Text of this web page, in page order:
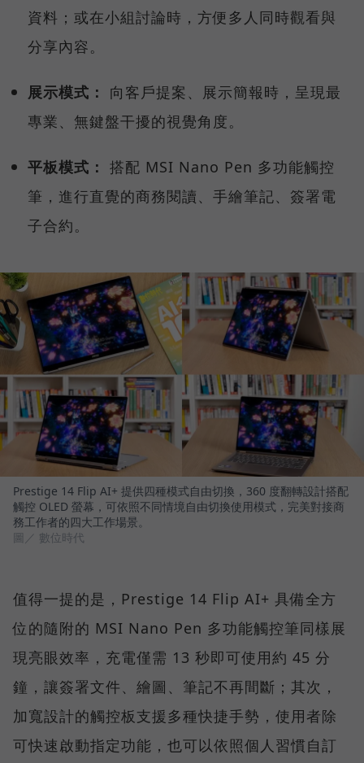
資料；或在小組討論時，方便多人同時觀看與
分享內容。
展示模式：
向客戶提案、展示簡報時，呈現最
專業、無鍵盤干擾的視覺角度。
平板模式： 搭配 MSI Nano Pen 多功能觸控
筆，進行直覺的商務閱讀、手繪筆記、簽署電
子合約。
Prestige 14 Flip AI+ 提供四種模式自由切換，360 度翻轉設計搭配
觸控 OLED 螢幕，可依照不同情境自由切換使用模式，完美對接商
務工作者的四大工作場景。
圖／ 數位時代
值得一提的是，Prestige 14 Flip AI+ 具備全方
位的隨附的 MSI Nano Pen 多功能觸控筆同樣展
現亮眼效率，充電僅需 13 秒即可使用約 45 分
鐘，讓簽署文件、繪圖、筆記不再間斷；其次，
加寬設計的觸控板支援多種快捷手勢，使用者除
可快速啟動指定功能，也可以依照個人習慣自訂